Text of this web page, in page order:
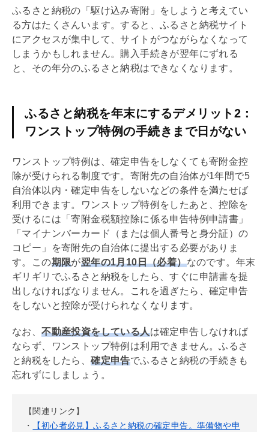
ふるさと納税の「駆け込み寄附」をしようと考えてい
る方はたくさんいます。すると、ふるさと納税サイト
にアクセスが集中して、サイトがつながらなくなって
しまうかもしれません。購入手続きが翌年にずれる
と、その年分のふるさと納税はできなくなります。
ふるさと納税を年末にするデメリット2：
ワンストップ特例の手続きまで日がない
ワンストップ特例は、確定申告をしなくても寄附金控
除が受けられる制度です。寄附先の自治体が1年間で5
自治体以内・確定申告をしないなどの条件を満たせば
利用できます。ワンストップ特例をしたあと、控除を
受けるには「寄附金税額控除に係る申告特例申請書」
「マイナンバーカード（または個人番号と身分証）の
コピー」を寄附先の自治体に提出する必要がありま
す。この期限が翌年の1月10日（必着）なのです。年末
ギリギリでふるさと納税をしたら、すぐに申請書を提
出しなければなりません。これを過ぎたら、確定申告
をしないと控除が受けられなくなります。
なお、不動産投資をしている人は確定申告しなければ
ならず、ワンストップ特例は利用できません。ふるさ
と納税をしたら、確定申告でふるさと納税の手続きも
忘れずにしましょう。
【関連リンク】
・
【初心者必見】ふるさと納税の確定申告。準備物や申